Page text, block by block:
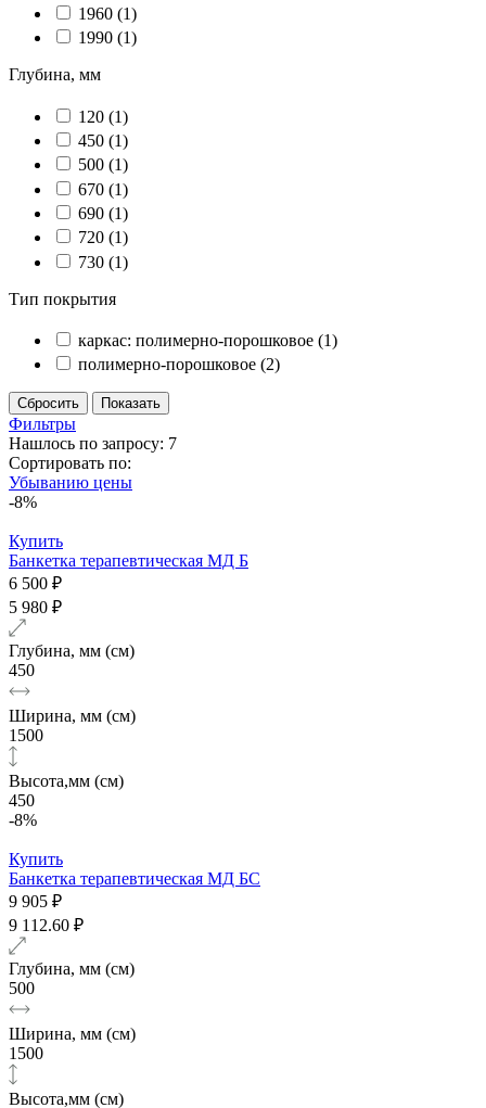
1960 (1)
1990 (1)
Глубина, мм
120 (1)
450 (1)
500 (1)
670 (1)
690 (1)
720 (1)
730 (1)
Тип покрытия
каркас: полимерно-порошковое (1)
полимерно-порошковое (2)
Фильтры
Нашлось по запросу: 7
Сортировать по:
Убыванию цены
-8%
Купить
Банкетка терапевтическая МД Б
6 500 ₽
5 980 ₽
Глубина, мм (см)
450
Ширина, мм (см)
1500
Высота,мм (см)
450
-8%
Купить
Банкетка терапевтическая МД БС
9 905 ₽
9 112.60 ₽
Глубина, мм (см)
500
Ширина, мм (см)
1500
Высота,мм (см)